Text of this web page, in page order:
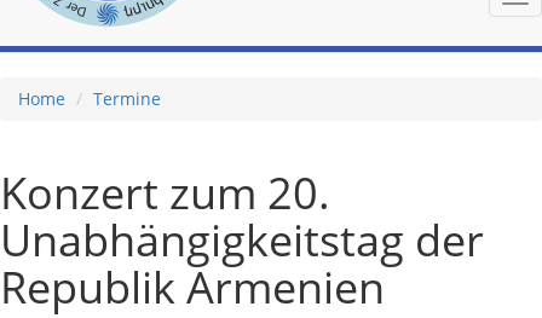
Home Termine
Konzert zum 20.
Unabhängigkeitstag der
Republik Armenien